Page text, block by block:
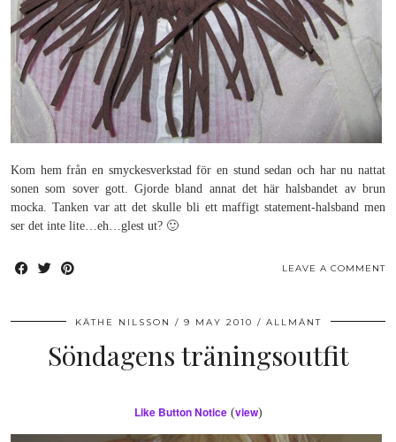
Kom hem från en smyckesverkstad för en stund sedan och har nu nattat
sonen som sover gott. Gjorde bland annat det här halsbandet av brun
mocka. Tanken var att det skulle bli ett maffigt statement-halsband men
ser det inte lite…eh…glest ut? 🙂
LEAVE A COMMENT
KÄTHE NILSSON 9 MAY 2010 ALLMÄNT
Söndagens träningsoutfit
Like Button Notice(view)